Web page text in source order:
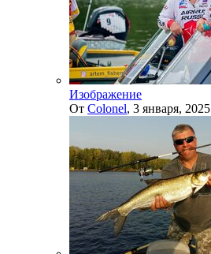
Изображение
От Colonel, 3 января, 2025